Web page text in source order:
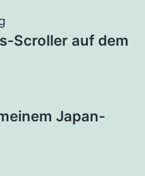
Scroller auf dem
Japan-